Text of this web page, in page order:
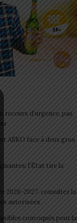
recours d’urgence, pas
ASKO face à deux gros
l’État tire la
2026-2027: consultez la
autorisées
convoqués pour la